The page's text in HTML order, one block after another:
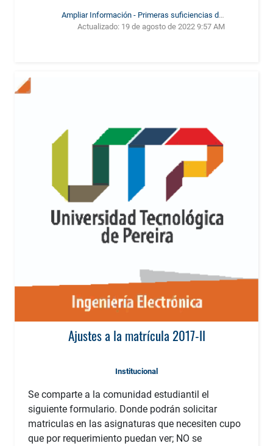
Ampliar Información - Primeras suficiencias del
segundo semestre de 2017
Actualizado: 19 de agosto de 2022 9:57 AM
Ajustes a la matrícula 2017-II
Institucional
Se comparte a la comunidad estudiantil el
siguiente formulario. Donde podrán solicitar
matriculas en las asignaturas que necesiten cupo
que por requerimiento puedan ver; NO se